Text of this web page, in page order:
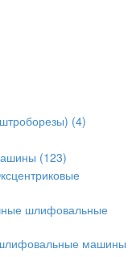
(4)
(123)
шлифовальные
машины